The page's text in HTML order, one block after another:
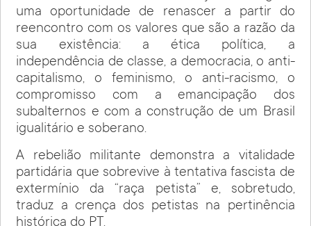
uma oportunidade de renascer a partir do
reencontro com os valores que são a razão da
sua existência: a ética política, a
independência de classe, a democracia, o anti-
capitalismo, o feminismo, o anti-racismo, o
compromisso com a emancipação dos
subalternos e com a construção de um Brasil
igualitário e soberano.
A rebelião militante demonstra a vitalidade
partidária que sobrevive à tentativa fascista de
extermínio da “raça petista” e, sobretudo,
traduz a crença dos petistas na pertinência
histórica do PT.